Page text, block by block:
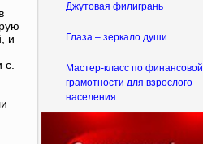
и
Джутовая филигрань
Глаза – зеркало души
Мастер-класс по финансовой
грамотности для взрослого
населения